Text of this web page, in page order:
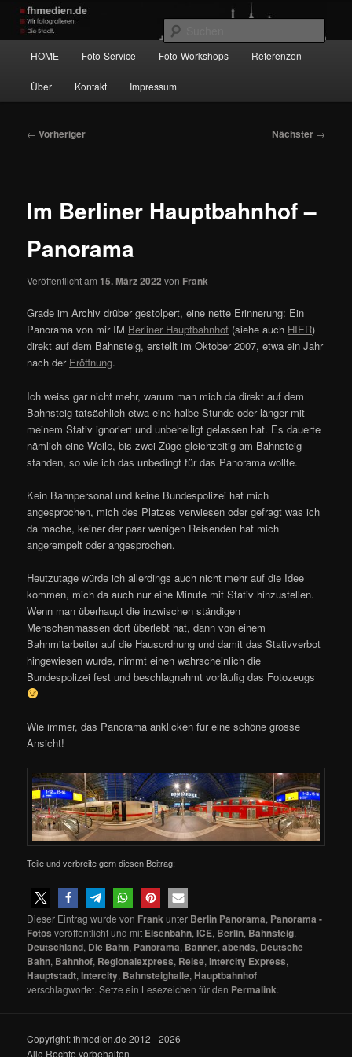
Zum
primären
Inhalt
springen
Wir fotografieren die Hauptstadt!
HOME Foto-Service Foto-Workshops Referenzen
Über Kontakt Impressum
Beitragsnavigation
← Vorheriger Nächster →
Im Berliner Hauptbahnhof –
Panorama
Veröffentlicht am 15. März 2022 von Frank
Grade im Archiv drüber gestolpert, eine nette Erinnerung: Ein
Panorama von mir IM Berliner Hauptbahnhof (siehe auch HIER)
direkt auf dem Bahnsteig, erstellt im Oktober 2007, etwa ein Jahr
nach der Eröffnung.
Ich weiss gar nicht mehr, warum man mich da direkt auf dem
Bahnsteig tatsächlich etwa eine halbe Stunde oder länger mit
meinem Stativ ignoriert und unbehelligt gelassen hat. Es dauerte
nämlich eine Weile, bis zwei Züge gleichzeitig am Bahnsteig
standen, so wie ich das unbedingt für das Panorama wollte.
Kein Bahnpersonal und keine Bundespolizei hat mich
angesprochen, mich des Platzes verwiesen oder gefragt was ich
da mache, keiner der paar wenigen Reisenden hat mich
angerempelt oder angesprochen.
Heutzutage würde ich allerdings auch nicht mehr auf die Idee
kommen, mich da auch nur eine Minute mit Stativ hinzustellen.
Wenn man überhaupt die inzwischen ständigen
Menschenmassen dort überlebt hat, dann von einem
Bahnmitarbeiter auf die Hausordnung und damit das Stativverbot
hingewiesen wurde, nimmt einen wahrscheinlich die
Bundespolizei fest und beschlagnahmt vorläufig das Fotozeugs
Wie immer, das Panorama anklicken für eine schöne grosse
Ansicht!
Teile und verbreite gern diesen Beitrag:
Dieser Eintrag wurde von Frankunter Berlin Panorama, Panorama -
Fotos veröffentlicht und mit Eisenbahn,ICE, Berlin, Bahnsteig,
Deutschland, Die Bahn, Panorama, Banner,abends, Deutsche
Bahn, Bahnhof, Regionalexpress, Reise,Intercity Express,
Hauptstadt,Intercity, Bahnsteighalle, Hauptbahnhof
verschlagwortet. Setze ein Lesezeichen für den Permalink.
Copyright: fhmedien.de 2012 - 2026
Alle Rechte vorbehalten